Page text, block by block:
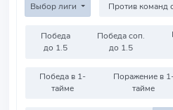
Выбор лиги
Победа
до 1.5
Победа соп.
до 1.5
Победа в 1-
тайме
Поражение в
тайме